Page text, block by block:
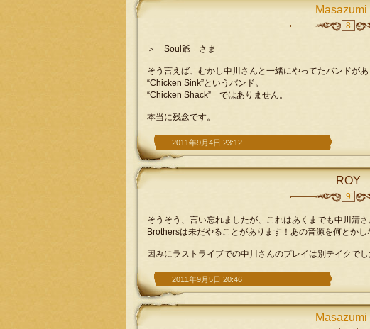
Masazumi
8
＞ Soul爺 さま
そう言えば、むかし中川さんと一緒にやってたバンドがあ
“Chicken Sink”というバンド。
“Chicken Shack” ではありません。
本当に残念です。
2011年9月4日 23:12
ROY
9
そうそう、言い忘れましたが、これはあくまでも中川清
Brothersは未だやることがあります！あの音源を何とかし
因みにラストライブでの中川さんのプレイは別テイクで
2011年9月5日 20:46
Masazumi